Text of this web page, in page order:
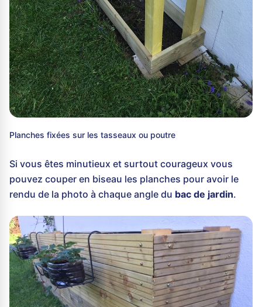
Planches fixées sur les tasseaux ou poutre
Si vous êtes minutieux et surtout courageux vous
pouvez couper en biseau les planches pour avoir le
rendu de la photo à chaque angle du bac de jardin.